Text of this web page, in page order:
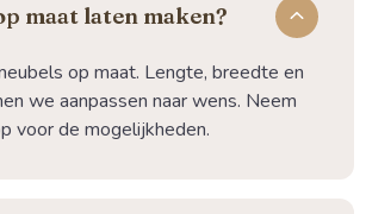
maat laten maken?
op maat. Lengte, breedte en
we aanpassen naar wens. Neem
voor de mogelijkheden.